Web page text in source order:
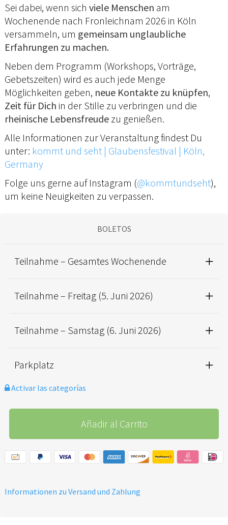
Sei dabei, wenn sich viele Menschen am
Wochenende nach Fronleichnam 2026 in Köln
versammeln, um gemeinsam unglaubliche
Erfahrungen zu machen.
Neben dem Programm (Workshops, Vorträge,
Gebetszeiten) wird es auch jede Menge
Möglichkeiten geben, neue Kontakte zu knüpfen,
Zeit für Dich in der Stille zu verbringen und die
rheinische Lebensfreude zu genießen.
Alle Informationen zur Veranstaltung findest Du
unter: kommt und seht | Glaubensfestival | Köln,
Germany
Folge uns gerne auf Instagram (@kommtundseht),
um keine Neuigkeiten zu verpassen.
BOLETOS
Teilnahme – Gesamtes Wochenende
Teilnahme – Freitag (5. Juni 2026)
Teilnahme – Samstag (6. Juni 2026)
Parkplatz
Activar las categorías
Añadir al Carrito
Informationen zu Versand und Zahlung